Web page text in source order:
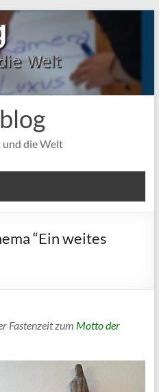
die Welt
“Ein weites
Fastenzeit zum Motto der